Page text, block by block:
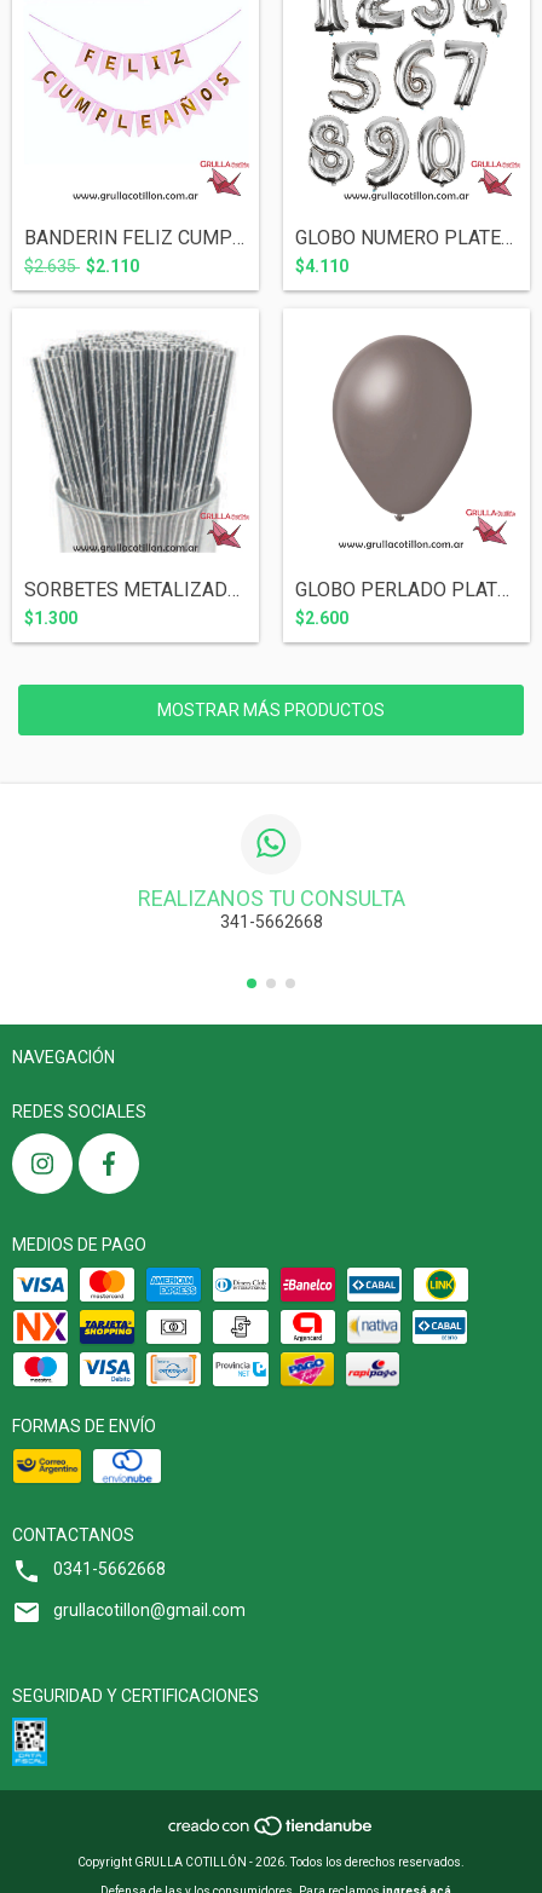
BANDERIN FELIZ CUMPLEAÑOS ROSA Y DORADO
$2.635 $2.110
GLOBO NUMERO PLATEADO 34"
$4.110
SORBETES METALIZADOS PLATEADOS x12
$1.300
GLOBO PERLADO PLATEADO 12" x10
$2.600
MOSTRAR MÁS PRODUCTOS
REALIZANOS TU CONSULTA
341-5662668
NAVEGACIÓN
REDES SOCIALES
MEDIOS DE PAGO
FORMAS DE ENVÍO
CONTACTANOS
0341-5662668
grullacotillon@gmail.com
SEGURIDAD Y CERTIFICACIONES
Copyright GRULLA COTILLÓN - 2026. Todos los derechos reservados.